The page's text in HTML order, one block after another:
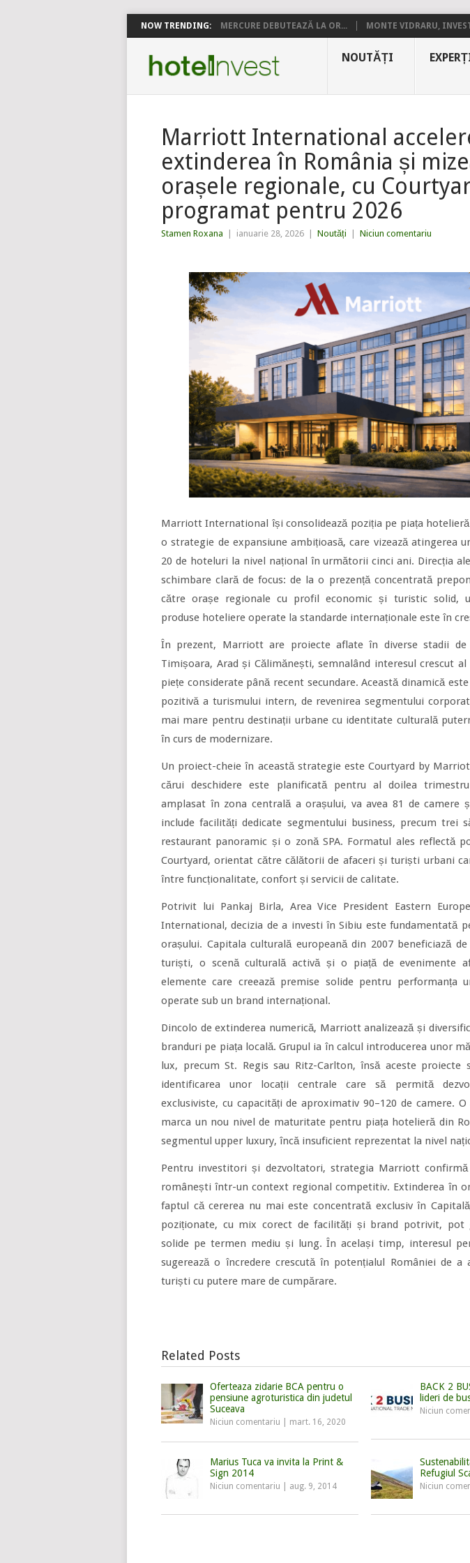
NOW TRENDING: MERCURE DEBUTEAZĂ LA OR... MONTE VIDRARU,
NOUTĂȚI
Marriott International
extinderea în România și
orașele regionale, cu
programat pentru 2026
Stamen Roxana ianuarie 28, 2026 Noutăți Niciun comentariu
Marriott International își consolidează poziția pe piața
o strategie de expansiune ambițioasă, care vizează atingerea
20 de hoteluri la nivel național în următorii cinci ani. Direcția
schimbare clară de focus: de la o prezență concentrată
către orașe regionale cu profil economic și turistic solid,
produse hoteliere operate la standarde internaționale este în
În prezent, Marriott are proiecte aflate în diverse stadii de
Timișoara, Arad și Călimănești, semnalând interesul crescut
piețe considerate până recent secundare. Această dinamică
pozitivă a turismului intern, de revenirea segmentului
mai mare pentru destinații urbane cu identitate culturală
în curs de modernizare.
Un proiect-cheie în această strategie este Courtyard by
cărui deschidere este planificată pentru al doilea
amplasat în zona centrală a orașului, va avea 81 de camere
include facilități dedicate segmentului business, precum trei
restaurant panoramic și o zonă SPA. Formatul ales reflectă
Courtyard, orientat către călătorii de afaceri și turiști urbani
între funcționalitate, confort și servicii de calitate.
Potrivit lui Pankaj Birla, Area Vice President Eastern
International, decizia de a investi în Sibiu este fundamentată
orașului. Capitala culturală europeană din 2007 beneficiază
turiști, o scenă culturală activă și o piață de evenimente
elemente care creează premise solide pentru performanța
operate sub un brand internațional.
Dincolo de extinderea numerică, Marriott analizează și
branduri pe piața locală. Grupul ia în calcul introducerea unor
lux, precum St. Regis sau Ritz-Carlton, însă aceste proiecte
identificarea unor locații centrale care să permită
exclusiviste, cu capacități de aproximativ 90–120 de camere.
marca un nou nivel de maturitate pentru piața hotelieră din
segmentul upper luxury, încă insuficient reprezentat la nivel
Pentru investitori și dezvoltatori, strategia Marriott
românești într-un context regional competitiv. Extinderea în
faptul că cererea nu mai este concentrată exclusiv în
poziționate, cu mix corect de facilități și brand potrivit, pot
solide pe termen mediu și lung. În același timp, interesul
sugerează o încredere crescută în potențialul României de a
turiști cu putere mare de cumpărare.
Related Posts
Oferteaza zidarie BCA pentru o
pensiune agroturistica din judetul
Suceava
Niciun comentariu mart. 16, 2020
BACK 2
lideri de
Niciun
Marius Tuca va invita la Print &
Sign 2014
Niciun comentariu aug. 9, 2014
Refugiul
Niciun